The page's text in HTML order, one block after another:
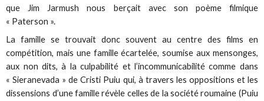
que Jim Jarmush nous berçait avec son poème filmique
« Paterson ».
La famille se trouvait donc souvent au centre des films en
compétition, mais une famille écartelée, soumise aux mensonges,
aux non dits, à la culpabilité et l’incommunicabilité comme dans
« Sieranevada » de Cristi Puiu qui, à travers les oppositions et les
dissensions d’une famille révèle celles de la société roumaine (Puiu